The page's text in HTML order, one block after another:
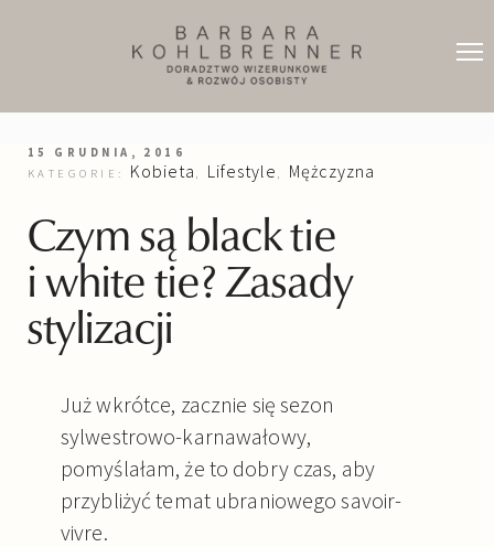
15 GRUDNIA, 2016
KATEGORIE: Kobieta , Lifestyle , Mężczyzna
Czym są black tie
i white tie? Zasady
stylizacji
Już wkrótce, zacznie się sezon
sylwestrowo-karnawałowy,
pomyślałam, że to dobry czas, aby
przybliżyć temat ubraniowego savoir-
vivre.